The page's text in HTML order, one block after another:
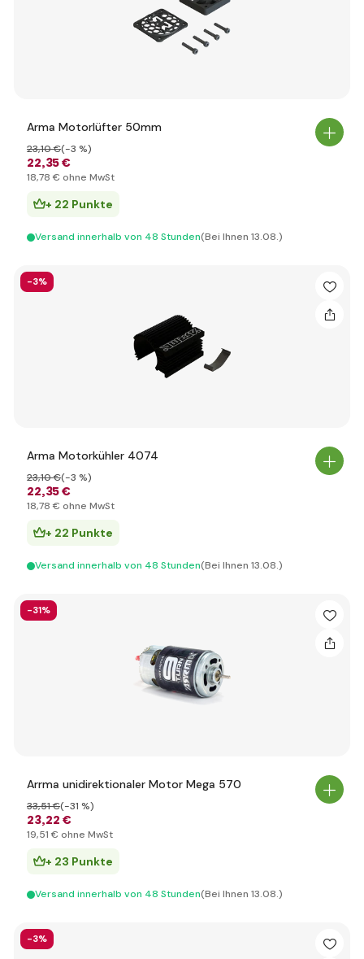
Arma Motorlüfter 50mm
22,35 €
23,10 €(-3 %)
18,78 € ohne MwSt
+ 22 Punkte
Versand innerhalb von 48 Stunden(Bei Ihnen 13.08.)
-3%
Arma Motorkühler 4074
22,35 €
23,10 €(-3 %)
18,78 € ohne MwSt
+ 22 Punkte
Versand innerhalb von 48 Stunden(Bei Ihnen 13.08.)
-31%
Arrma unidirektionaler Motor Mega 570
23,22 €
33,51 €(-31 %)
19,51 € ohne MwSt
+ 23 Punkte
Versand innerhalb von 48 Stunden(Bei Ihnen 13.08.)
-3%